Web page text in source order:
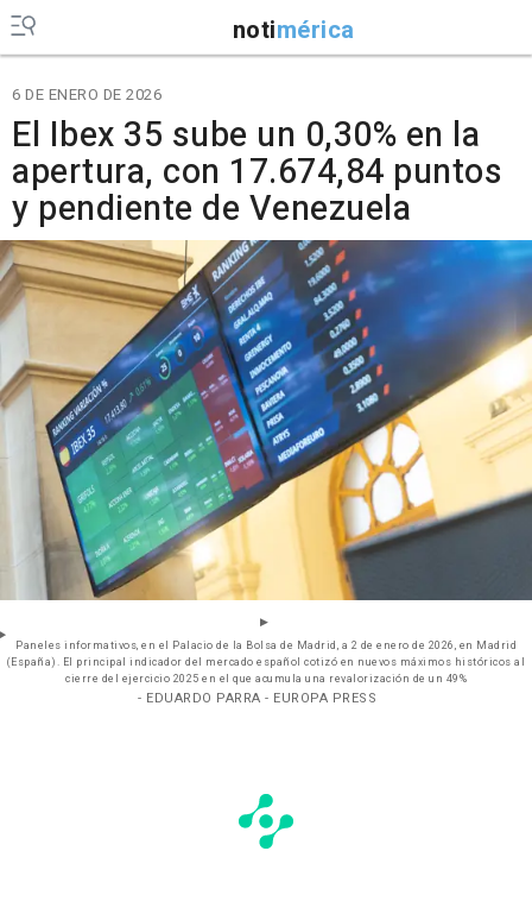
notimérica
6 DE ENERO DE 2026
El Ibex 35 sube un 0,30% en la
apertura, con 17.674,84 puntos
y pendiente de Venezuela
Paneles informativos, en el Palacio de la Bolsa de Madrid, a 2 de enero de 2026, en Madrid
(España). El principal indicador del mercado español cotizó en nuevos máximos históricos al
cierre del ejercicio 2025 en el que acumula una revalorización de un 49%
- EDUARDO PARRA - EUROPA PRESS